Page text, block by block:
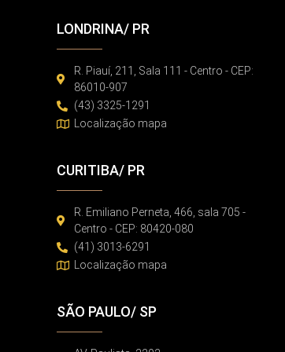
LONDRINA/ PR
R. Piauí, 211, Sala 111 - Centro - CEP:
86010-907
(43) 3325-1291
Localização mapa
CURITIBA/ PR
R. Emiliano Perneta, 466, sala 705 -
Centro - CEP: 80420-080
(41) 3013-6291
Localização mapa
SÃO PAULO/ SP